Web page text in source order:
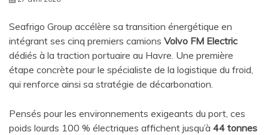
Seafrigo Group accélère sa transition énergétique en
intégrant ses cinq premiers camions Volvo FM Electric
dédiés à la traction portuaire au Havre. Une première
étape concrète pour le spécialiste de la logistique du froid,
qui renforce ainsi sa stratégie de décarbonation.
Pensés pour les environnements exigeants du port, ces
poids lourds 100 % électriques affichent jusqu’à 44 tonnes